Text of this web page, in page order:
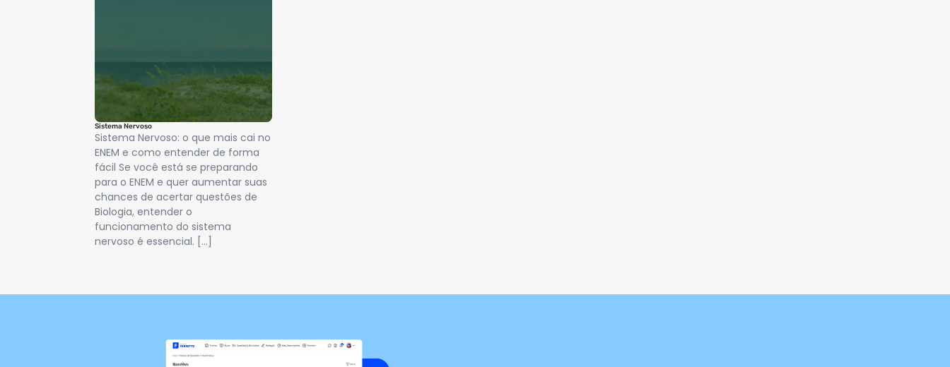
Sistema Nervoso
Sistema Nervoso: o que mais cai no
ENEM e como entender de forma
fácil Se você está se preparando
para o ENEM e quer aumentar suas
chances de acertar questões de
Biologia, entender o
funcionamento do sistema
nervoso é essencial. […]